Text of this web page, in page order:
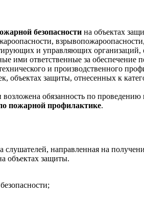
безопасности на объектах
и управляющих организаций,
ими ответственные за обеспечение
и производственного
объектах защиты, отнесенных к
обязанность по
пожарной профилактике.
слушателей, направленная на
объектах защиты.